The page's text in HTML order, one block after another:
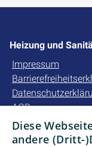
Heizung und
Impressum
AGB
Unsere Bereiche
Diese
andere (Dritt-